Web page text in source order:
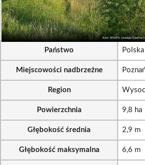
Państwo Polska
Miejscowości nadbrzeżne
Region
Powierzchnia 9,8 ha
Głębokość średnia 2,9 m
Głębokość maksymalna 6,6 m